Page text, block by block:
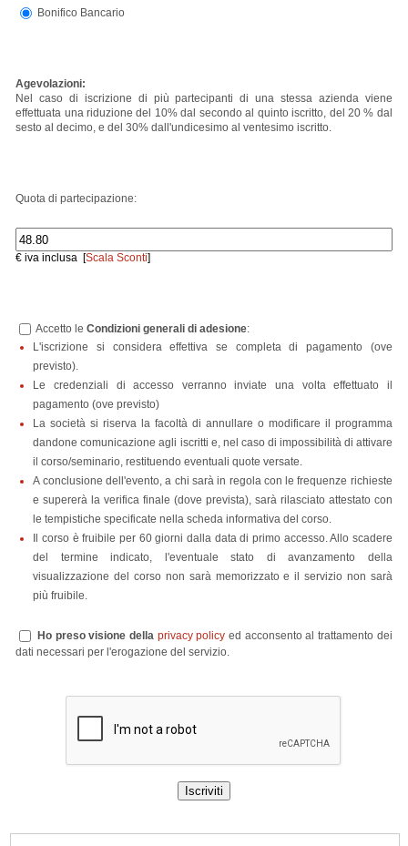
Bonifico Bancario
Agevolazioni:
Nel caso di iscrizione di più partecipanti di una stessa azienda viene
effettuata una riduzione del 10% dal secondo al quinto iscritto, del 20 % dal
sesto al decimo, e del 30% dall'undicesimo al ventesimo iscritto.
Quota di partecipazione:
€ iva inclusa [Scala Sconti]
Accetto leCondizioni generali di adesione:
L'iscrizione si considera effettiva se completa di pagamento (ove
previsto).
Le credenziali di accesso verranno inviate una volta effettuato il
pagamento (ove previsto)
La società si riserva la facoltà di annullare o modificare il programma
dandone comunicazione agli iscritti e, nel caso di impossibilità di attivare
il corso/seminario, restituendo eventuali quote versate.
A conclusione dell'evento, a chi sarà in regola con le frequenze richieste
e supererà la verifica finale (dove prevista), sarà rilasciato attestato con
le tempistiche specificate nella scheda informativa del corso.
Il corso è fruibile per 60 giorni dalla data di primo accesso. Allo scadere
del termine indicato, l'eventuale stato di avanzamento della
visualizzazione del corso non sarà memorizzato e il servizio non sarà
più fruibile.
Ho preso visione della privacy policy ed acconsento al trattamento dei
dati necessari per l'erogazione del servizio.